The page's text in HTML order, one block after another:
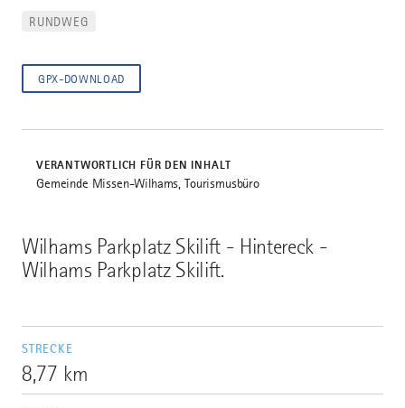
Wilhams Parkplatz Skilift - Hintereck -
Wilhams Parkplatz Skilift.
STRECKE
8,77 km
RUNDWEG
GPX-DOWNLOAD
VERANTWORTLICH FÜR DEN INHALT
Gemeinde Missen-Wilhams, Tourismusbüro